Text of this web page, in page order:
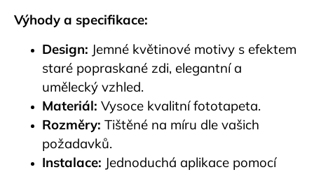
Výhody a specifikace:
Design: Jemné květinové motivy s efektem
staré popraskané zdi, elegantní a
umělecký vzhled.
Materiál: Vysoce kvalitní fototapeta.
Rozměry: Tištěné na míru dle vašich
požadavků.
Instalace: Jednoduchá aplikace pomocí